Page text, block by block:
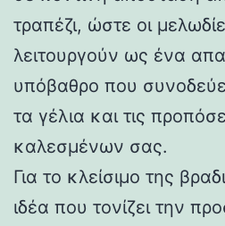
τραπέζι, ώστε οι
λειτουργούν ως ένα
υπόβαθρο που
τα γέλια και τις
καλεσμένων σας.
Για το κλείσιμο της
ιδέα που τονίζει την